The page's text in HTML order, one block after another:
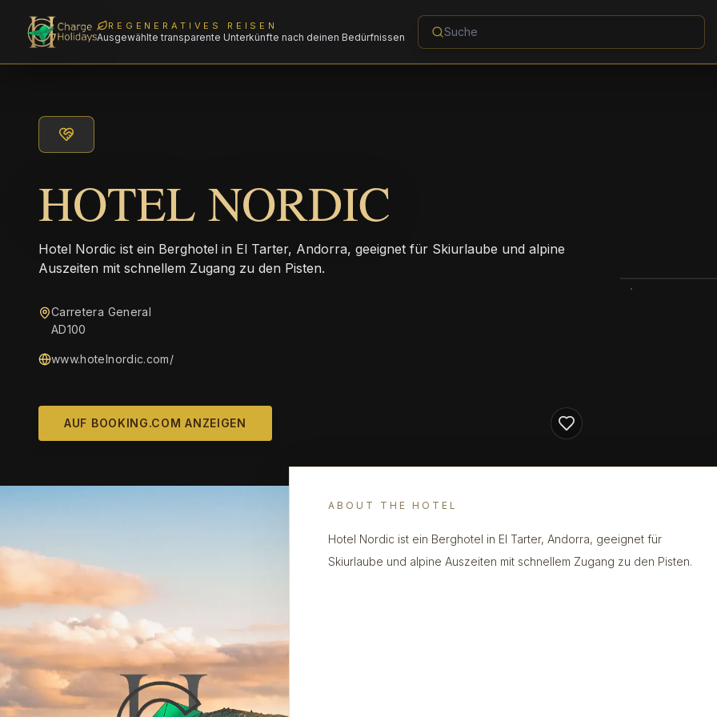
REGENERATIVES REISEN
Ausgewählte transparente Unterkünfte nach deinen Bedürfnissen
HOTEL NORDIC
Hotel Nordic ist ein Berghotel in El Tarter, Andorra, geeignet für Skiurlaube und alpine
Auszeiten mit schnellem Zugang zu den Pisten.
Carretera General
AD100
www.hotelnordic.com/
AUF BOOKING.COM ANZEIGEN
ABOUT THE HOTEL
Hotel Nordic ist ein Berghotel in El Tarter, Andorra, geeignet für
Skiurlaube und alpine Auszeiten mit schnellem Zugang zu den Pisten.